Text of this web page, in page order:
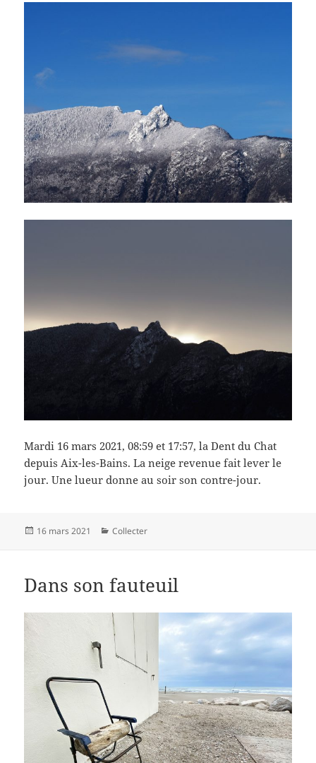
Mardi 16 mars 2021, 08:59 et 17:57, la Dent du Chat
depuis Aix-les-Bains. La neige revenue fait lever le
jour. Une lueur donne au soir son contre-jour.
Publié
16 mars 2021 Catégories
Collecter
Dans son fauteuil